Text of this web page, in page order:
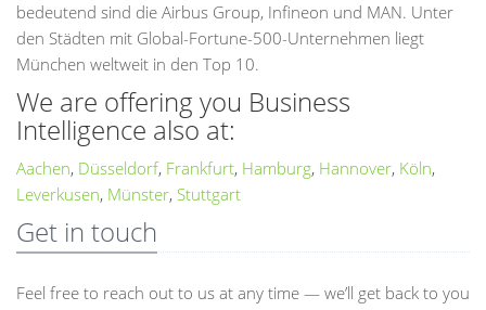
bedeutend sind die Airbus Group, Infineon und MAN. Unter
den Städten mit Global-Fortune-500-Unternehmen liegt
München weltweit in den Top 10.
We are offering you Business
Intelligence also at:
Aachen, Düsseldorf, Frankfurt, Hamburg, Hannover, Köln,
Leverkusen, Münster, Stuttgart
Get in touch
Feel free to reach out to us at any time — we’ll get back to you